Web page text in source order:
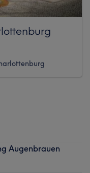
Augenbrauen